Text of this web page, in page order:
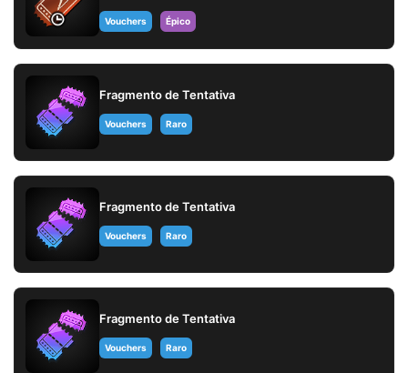
Vouchers Épico
Fragmento de Tentativa
Vouchers Raro
Fragmento de Tentativa
Vouchers Raro
Fragmento de Tentativa
Vouchers Raro